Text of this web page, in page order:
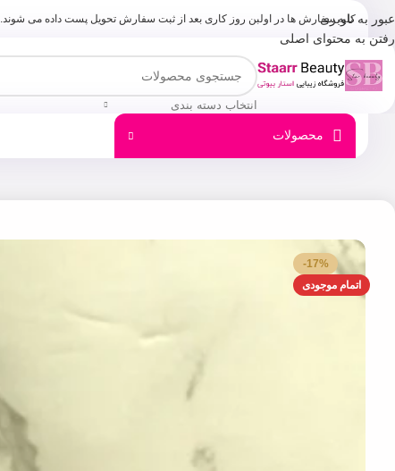
عبور به ناوبری
رفتن به محتوای اصلی
کلیه سفارش ها در اولبن روز کاری بعد از ثبت سفارش تحویل پست داده می شوند.
انتخاب دسته بندی
محصولات
-17%
اتمام موجودی